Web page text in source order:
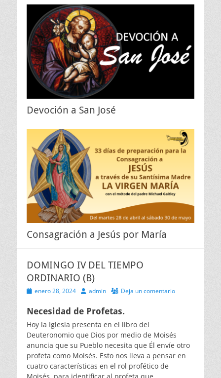
Devoción a San José
Consagración a Jesús por María
DOMINGO IV DEL TIEMPO
ORDINARIO (B)
Publicado
enero 28, 2024 Autoradmin Deja un comentario
Necesidad de Profetas.
Hoy la Iglesia presenta en el libro del
Deuteronomio que Dios por medio de Moisés
anuncia que su Pueblo necesita que Él envíe otro
profeta como Moisés. Esto nos lleva a pensar en
cuatro características en el rol profético de